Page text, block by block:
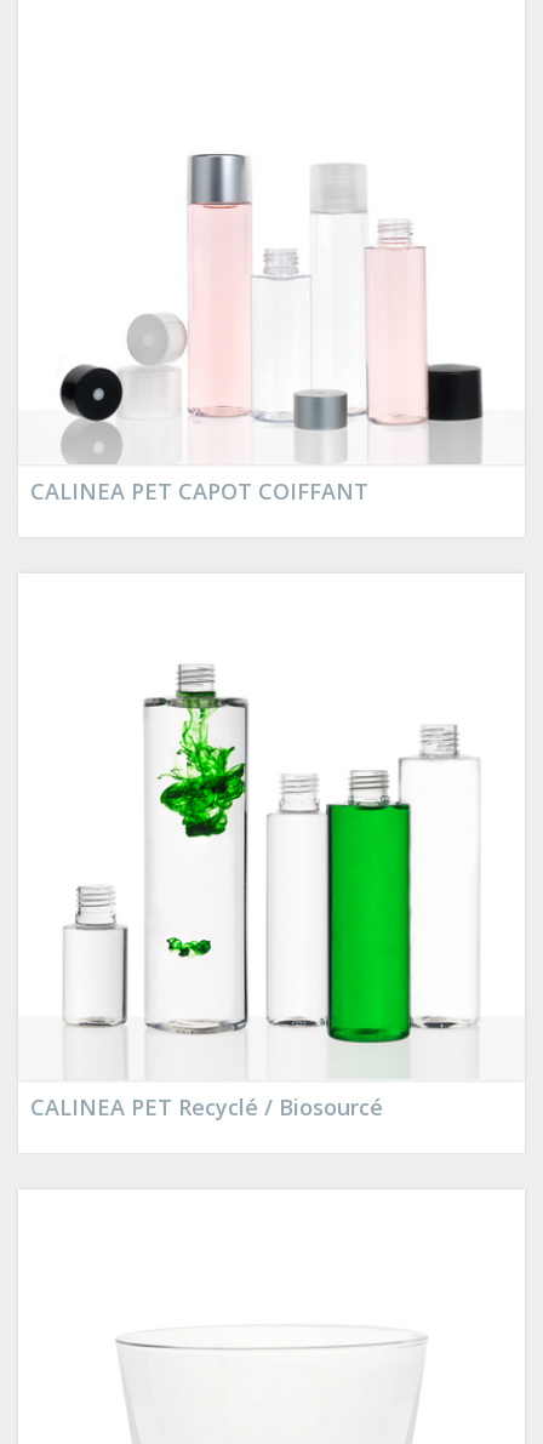
CALINEA PET CAPOT COIFFANT
CALINEA PET Recyclé / Biosourcé